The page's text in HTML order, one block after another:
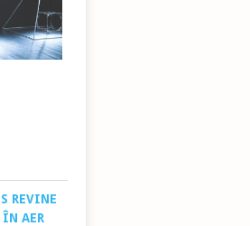
REVINE
AER